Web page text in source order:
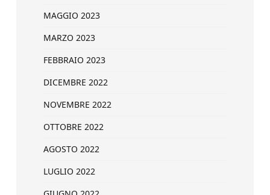
MAGGIO 2023
MARZO 2023
FEBBRAIO 2023
DICEMBRE 2022
NOVEMBRE 2022
OTTOBRE 2022
AGOSTO 2022
LUGLIO 2022